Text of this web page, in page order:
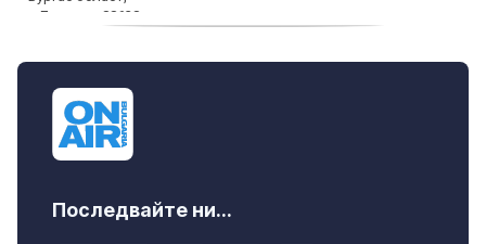
Последвайте ни...